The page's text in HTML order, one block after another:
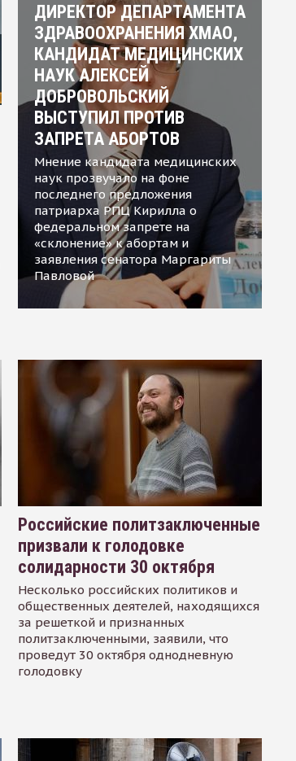
ДИРЕКТОР ДЕПАРТАМЕНТА
ЗДРАВООХРАНЕНИЯ ХМАО,
КАНДИДАТ МЕДИЦИНСКИХ
НАУК АЛЕКСЕЙ
ДОБРОВОЛЬСКИЙ
ВЫСТУПИЛ ПРОТИВ
ЗАПРЕТА АБОРТОВ
Мнение кандидата медицинских
наук прозвучало на фоне
последнего предложения
патриарха РПЦ Кирилла о
федеральном запрете на
«склонение» к абортам и
заявления сенатора Маргариты
Павловой
Российские политзаключенные
призвали к голодовке
солидарности 30 октября
Несколько российских политиков и
общественных деятелей, находящихся
за решеткой и признанных
политзаключенными, заявили, что
проведут 30 октября однодневную
голодовку